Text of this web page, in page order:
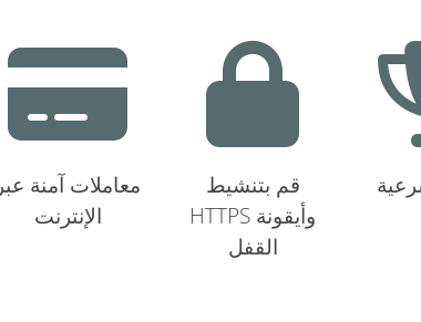
معاملات آمنة عبر
الإنترنت
قم بتنشيط
HTTPS وأيقونة
القفل